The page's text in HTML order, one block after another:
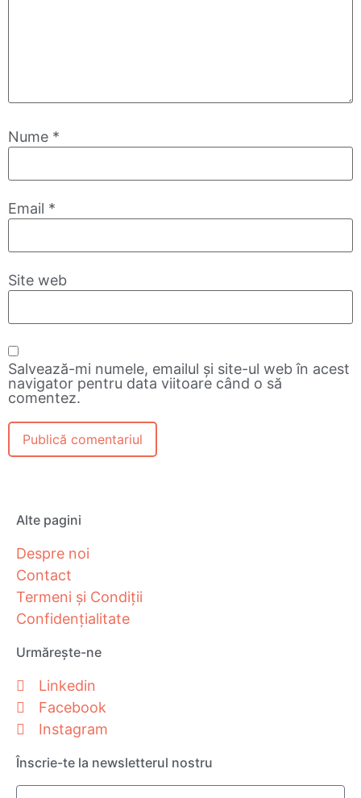
Nume *
Email *
Site web
Salvează-mi numele, emailul și site-ul web în acest
navigator pentru data viitoare când o să
comentez.
Alte pagini
Despre noi
Contact
Termeni și Condiții
Confidențialitate
Urmărește-ne
Linkedin
Facebook
Instagram
Înscrie-te la newsletterul nostru